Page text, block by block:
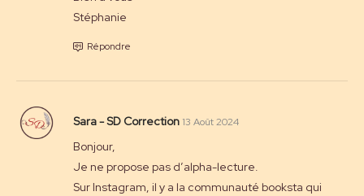
Stéphanie
Répondre
Sara - SD Correction 13 Août 2024
Bonjour,
Je ne propose pas d’alpha-lecture.
Sur Instagram, il y a la communauté booksta qui